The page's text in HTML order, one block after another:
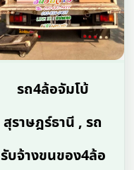
รถ4ล้อจัมโบ้
สุราษฎร์ธานี , รถ
รับจ้างขนของ4ล้อ